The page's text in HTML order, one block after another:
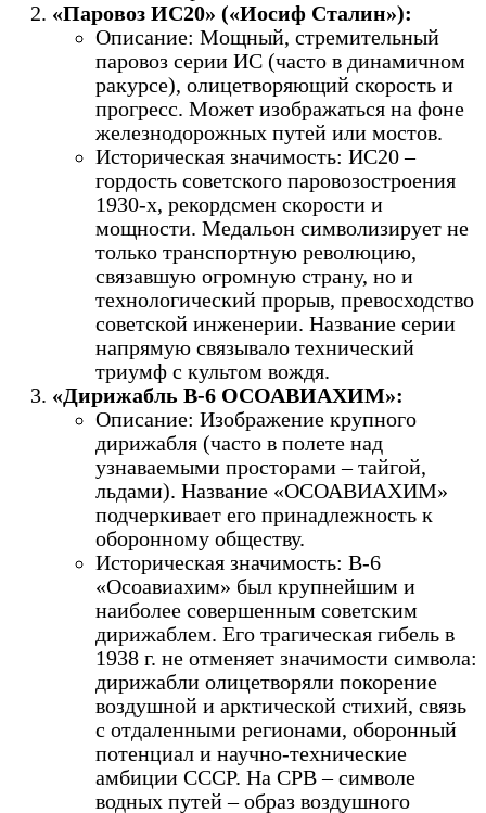
«Паровоз ИС20» («Иосиф Сталин»):
Описание: Мощный, стремительный
паровоз серии ИС (часто в динамичном
ракурсе), олицетворяющий скорость и
прогресс. Может изображаться на фоне
железнодорожных путей или мостов.
Историческая значимость: ИС20 –
гордость советского паровозостроения
1930-х, рекордсмен скорости и
мощности. Медальон символизирует не
только транспортную революцию,
связавшую огромную страну, но и
технологический прорыв, превосходство
советской инженерии. Название серии
напрямую связывало технический
триумф с культом вождя.
«Дирижабль В-6 ОСОАВИАХИМ»:
Описание: Изображение крупного
дирижабля (часто в полете над
узнаваемыми просторами – тайгой,
льдами). Название «ОСОАВИАХИМ»
подчеркивает его принадлежность к
оборонному обществу.
Историческая значимость: В-6
«Осоавиахим» был крупнейшим и
наиболее совершенным советским
дирижаблем. Его трагическая гибель в
1938 г. не отменяет значимости символа:
дирижабли олицетворяли покорение
воздушной и арктической стихий, связь
с отдаленными регионами, оборонный
потенциал и научно-технические
амбиции СССР. На СРВ – символе
водных путей – образ воздушного